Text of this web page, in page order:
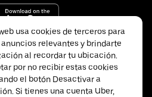
usa cookies de terceros para
relevantes y brindarte
al recordar tu ubicación.
por no recibir estas cookies
el botón Desactivar a
Si tienes una cuenta Uber,